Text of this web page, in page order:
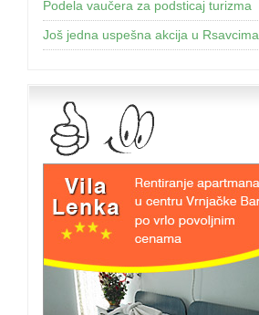
Podela vaučera za podsticaj turizma
Još jednа uspešnа аkcijа u Rsаvcimа